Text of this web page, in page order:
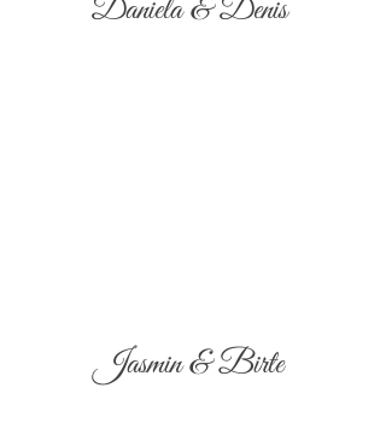
Daniela & Denis
Jasmin & Birte